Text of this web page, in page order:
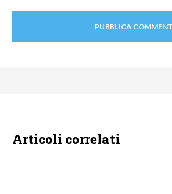
Articoli correlati